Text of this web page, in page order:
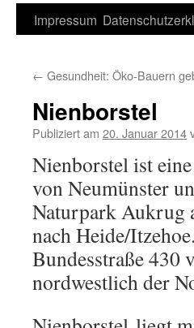
Zum
springen
Impressum
← Gesundheit: Öko-Bauern
Nienborstel
Publiziert am 20. Januar 2014
Nienborstel ist
von Neumünster
Naturpark Aukrug
nach Heide/
Bundesstraße
nordwestlich der